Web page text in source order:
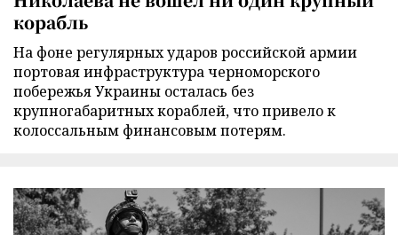
корабль
На фоне регулярных ударов российской армии
портовая инфраструктура черноморского
побережья Украины осталась без
крупногабаритных кораблей, что привело к
колоссальным финансовым потерям.